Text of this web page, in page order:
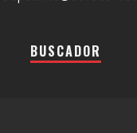
BUSCADOR